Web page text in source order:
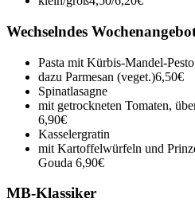
Wechselndes
Pasta mit Kürbis-Mandel-Pesto
dazu Parmesan (veget.)6,50€
Spinatlasagne
mit getrockneten Tomaten,
6,90€
Kasselergratin
mit Kartoffelwürfeln und
Gouda 6,90€
MB-Klassiker